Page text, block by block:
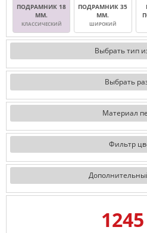
ПОДРАМНИК 18
ММ.
КЛАССИЧЕСКИЙ
ПОДРАМНИК 35
ММ.
ШИРОКИЙ
Выбрать тип
Выбрать
Материал
Фильтр
1245